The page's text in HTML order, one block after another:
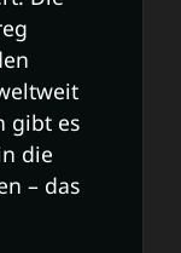
gibt es
die
– das